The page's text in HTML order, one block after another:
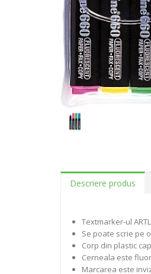
Descriere produs
Textmarker-ul
Se poate scrie pe
Corp din plastic
Cerneala este
Marcarea este